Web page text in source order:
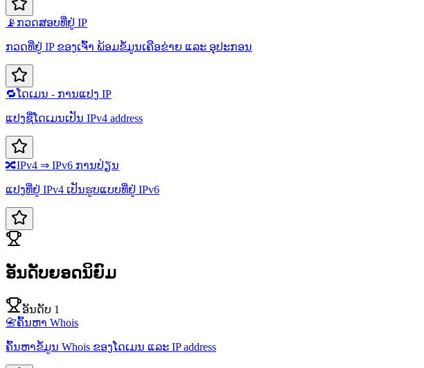
📡 ກວດສອບທີ່ຢູ່ IP
ກວດທີ່ຢູ່ IP ຂອງເຈົ້າ ພ້ອມຂໍ້ມູນເຄືອຂ່າຍ ແລະ ອຸປະກອນ
🔁ໂດເມນ - ການແປງ IP
ແປງຊື່ໂດເມນເປັນ IPv4 address
🔀IPv4 ⇒ IPv6 ການປ່ຽນ
ແປງທີ່ຢູ່ IPv4 ເປັນຮູບແບບທີ່ຢູ່ IPv6
ອັນດັບຍອດນິຍົມ
ອັນດັບ 1
📇ຄົ້ນຫາ Whois
ຄົ້ນຫາຂໍ້ມູນ Whois ຂອງໂດເມນ ແລະ IP address